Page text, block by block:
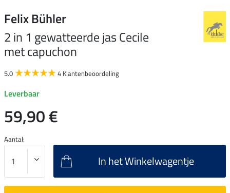
Felix Bühler
2 in 1 gewatteerde jas Cecile
met capuchon
5.0 4 Klantenbeoordeling
Leverbaar
59,90 €
Aantal:
In het Winkelwagentje